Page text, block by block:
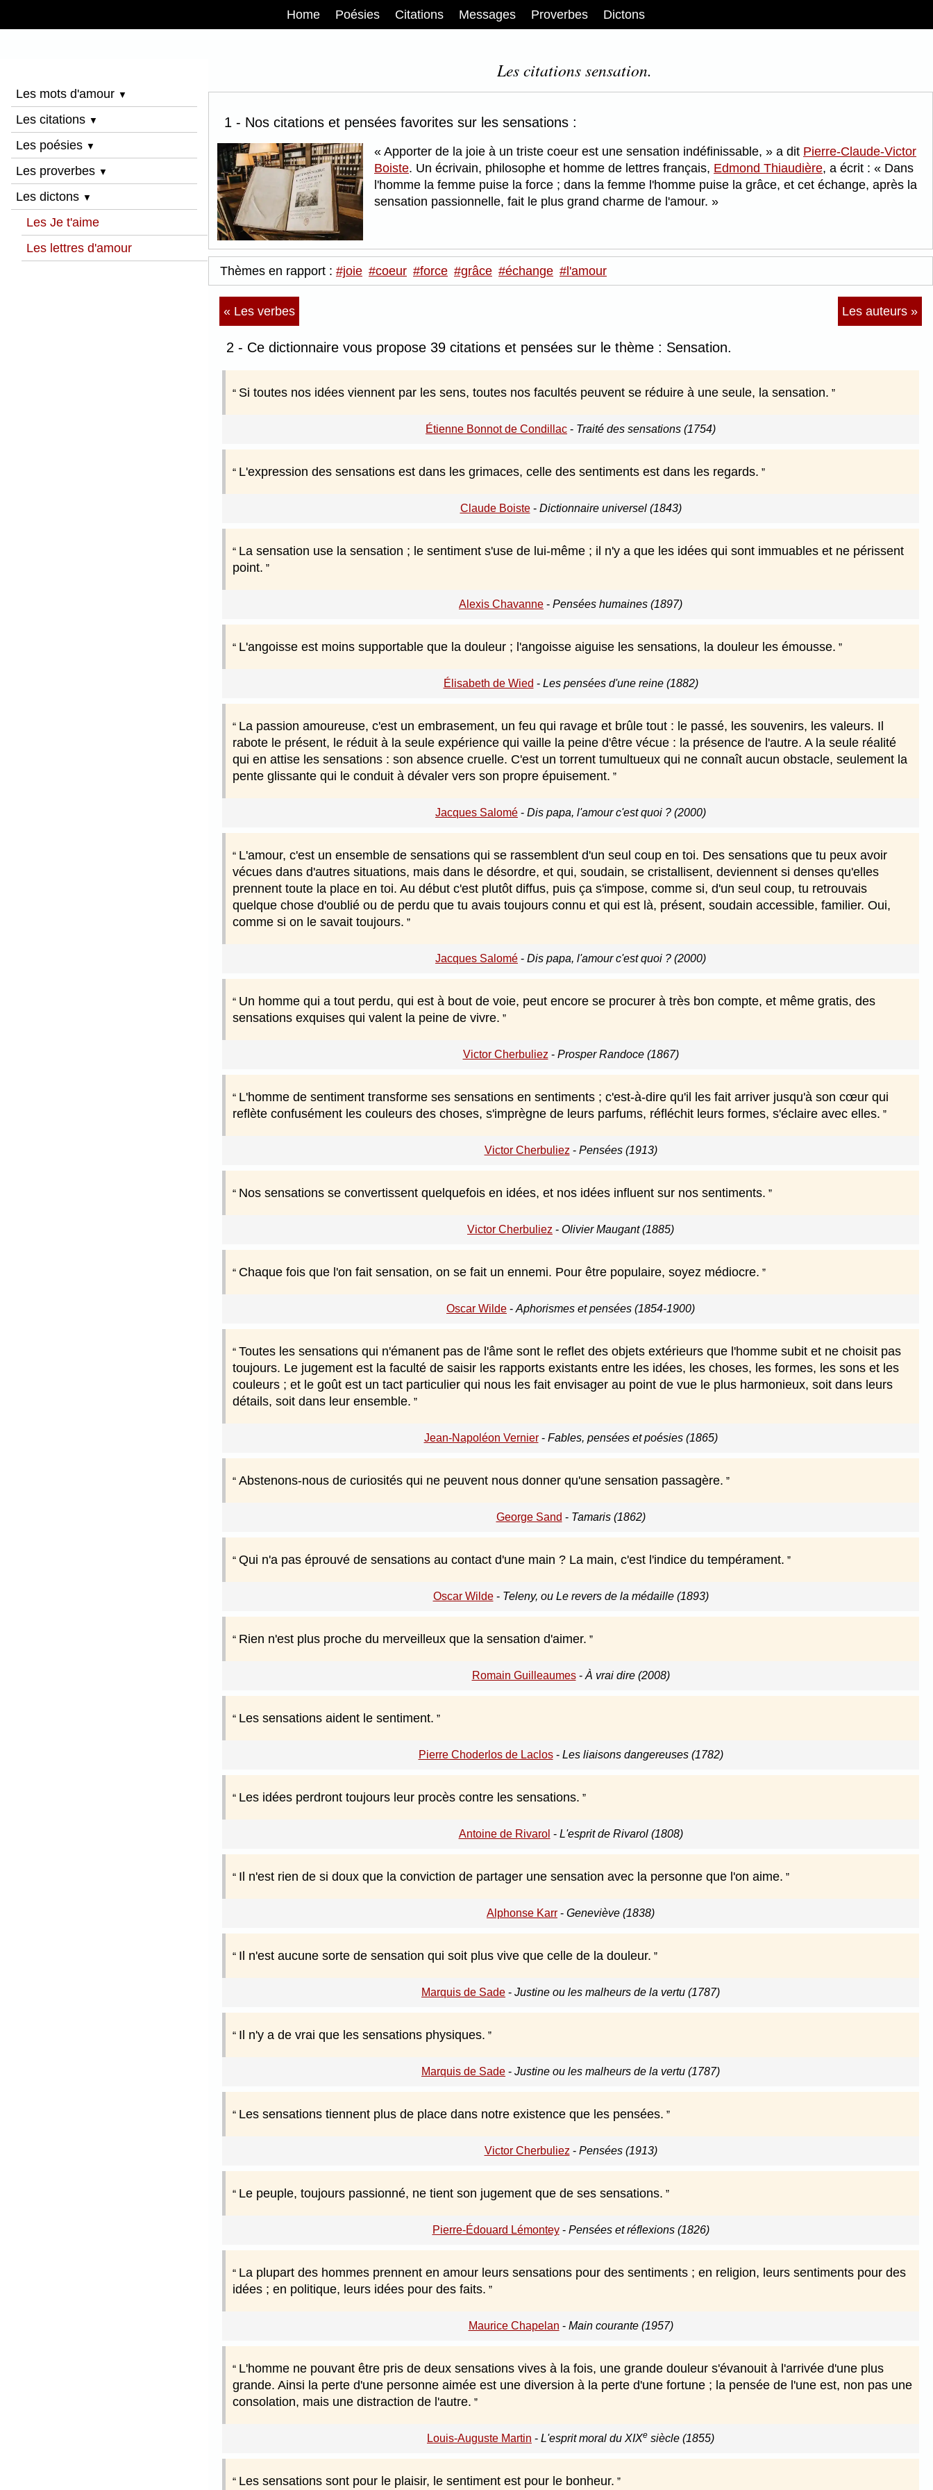
Home Poésies Citations Messages Proverbes Dictons
Les mots d'amour ▼
Les citations ▼
Les poésies ▼
Les proverbes ▼
Les dictons ▼
Les Je t'aime
Les lettres d'amour
Les citations sensation.
1 - Nos citations et pensées favorites sur les sensations :
Apporter de la joie à un triste coeur est une sensation indéfinissable, a dit Pierre-Claude-Victor
Boiste. Un écrivain, philosophe et homme de lettres français, Edmond Thiaudière, a écrit :
Dans
l'homme la femme puise la force ; dans la femme l'homme puise la grâce, et cet échange, après la
sensation passionnelle, fait le plus grand charme de l'amour.
Thèmes en rapport : #joie #coeur #force #grâce #échange #l'amour
« Les verbes Les auteurs »
2 - Ce dictionnaire vous propose 39 citations et pensées sur le thème : Sensation.
Si toutes nos idées viennent par les sens, toutes nos facultés peuvent se réduire à une seule, la sensation.
Étienne Bonnot de Condillac - Traité des sensations (1754)
L'expression des sensations est dans les grimaces, celle des sentiments est dans les regards.
Claude Boiste- Dictionnaire universel (1843)
La sensation use la sensation ; le sentiment s'use de lui-même ; il n'y a que les idées qui sont immuables et ne périssent
point.
Alexis Chavanne - Pensées humaines (1897)
L'angoisse est moins supportable que la douleur ; l'angoisse aiguise les sensations, la douleur les émousse.
Élisabeth de Wied - Les pensées d'une reine (1882)
La passion amoureuse, c'est un embrasement, un feu qui ravage et brûle tout : le passé, les souvenirs, les valeurs. Il
rabote le présent, le réduit à la seule expérience qui vaille la peine d'être vécue : la présence de l'autre. A la seule réalité
qui en attise les sensations : son absence cruelle. C'est un torrent tumultueux qui ne connaît aucun obstacle, seulement la
pente glissante qui le conduit à dévaler vers son propre épuisement.
Jacques Salomé - Dis papa, l'amour c'est quoi ? (2000)
L'amour, c'est un ensemble de sensations qui se rassemblent d'un seul coup en toi. Des sensations que tu peux avoir
vécues dans d'autres situations, mais dans le désordre, et qui, soudain, se cristallisent, deviennent si denses qu'elles
prennent toute la place en toi. Au début c'est plutôt diffus, puis ça s'impose, comme si, d'un seul coup, tu retrouvais
quelque chose d'oublié ou de perdu que tu avais toujours connu et qui est là, présent, soudain accessible, familier. Oui,
comme si on le savait toujours.
Jacques Salomé - Dis papa, l'amour c'est quoi ? (2000)
Un homme qui a tout perdu, qui est à bout de voie, peut encore se procurer à très bon compte, et même gratis, des
sensations exquises qui valent la peine de vivre.
Victor Cherbuliez - Prosper Randoce (1867)
L'homme de sentiment transforme ses sensations en sentiments ; c'est-à-dire qu'il les fait arriver jusqu'à son cœur qui
reflète confusément les couleurs des choses, s'imprègne de leurs parfums, réfléchit leurs formes, s'éclaire avec elles.
Victor Cherbuliez - Pensées (1913)
Nos sensations se convertissent quelquefois en idées, et nos idées influent sur nos sentiments.
Victor Cherbuliez - Olivier Maugant (1885)
Chaque fois que l'on fait sensation, on se fait un ennemi. Pour être populaire, soyez médiocre.
Oscar Wilde - Aphorismes et pensées (1854-1900)
Toutes les sensations qui n'émanent pas de l'âme sont le reflet des objets extérieurs que l'homme subit et ne choisit pas
toujours. Le jugement est la faculté de saisir les rapports existants entre les idées, les choses, les formes, les sons et les
couleurs ; et le goût est un tact particulier qui nous les fait envisager au point de vue le plus harmonieux, soit dans leurs
détails, soit dans leur ensemble.
Jean-Napoléon Vernier- Fables, pensées et poésies (1865)
Abstenons-nous de curiosités qui ne peuvent nous donner qu'une sensation passagère.
George Sand - Tamaris (1862)
Qui n'a pas éprouvé de sensations au contact d'une main ? La main, c'est l'indice du tempérament.
Oscar Wilde- Teleny, ou Le revers de la médaille (1893)
Rien n'est plus proche du merveilleux que la sensation d'aimer.
Romain Guilleaumes- À vrai dire (2008)
Les sensations aident le sentiment.
Pierre Choderlos de Laclos- Les liaisons dangereuses (1782)
Les idées perdront toujours leur procès contre les sensations.
Antoine de Rivarol - L'esprit de Rivarol (1808)
Il n'est rien de si doux que la conviction de partager une sensation avec la personne que l'on aime.
Alphonse Karr - Geneviève (1838)
Il n'est aucune sorte de sensation qui soit plus vive que celle de la douleur.
Marquis de Sade - Justine ou les malheurs de la vertu (1787)
Il n'y a de vrai que les sensations physiques.
Marquis de Sade - Justine ou les malheurs de la vertu (1787)
Les sensations tiennent plus de place dans notre existence que les pensées.
Victor Cherbuliez - Pensées (1913)
Le peuple, toujours passionné, ne tient son jugement que de ses sensations.
Pierre-Édouard Lémontey- Pensées et réflexions (1826)
La plupart des hommes prennent en amour leurs sensations pour des sentiments ; en religion, leurs sentiments pour des
idées ; en politique, leurs idées pour des faits.
Maurice Chapelan - Main courante (1957)
L'homme ne pouvant être pris de deux sensations vives à la fois, une grande douleur s'évanouit à l'arrivée d'une plus
grande. Ainsi la perte d'une personne aimée est une diversion à la perte d'une fortune ; la pensée de l'une est, non pas une
consolation, mais une distraction de l'autre.
Louis-Auguste Martin - L'esprit moral du XIXe siècle (1855)
Les sensations sont pour le plaisir, le sentiment est pour le bonheur.